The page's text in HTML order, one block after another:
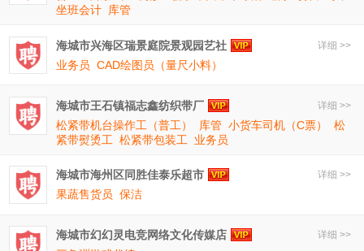
坐班会计 库管
详细 >>
海城市兴海区瑞景庭院景观园艺社
业务员 CAD绘图员（量尺小料）
详细 >>
海城市王石镇福志鑫纺织带厂
松紧带机台操作工（普工）
库管 小货车司机（C票）
松
紧带熨烫工 松紧带包装工 业务员
详细 >>
海城市海州区同胜佳泰乐超市
果蔬售货员 保洁
详细 >>
海城市幻幻灵电竞网络文化传媒店